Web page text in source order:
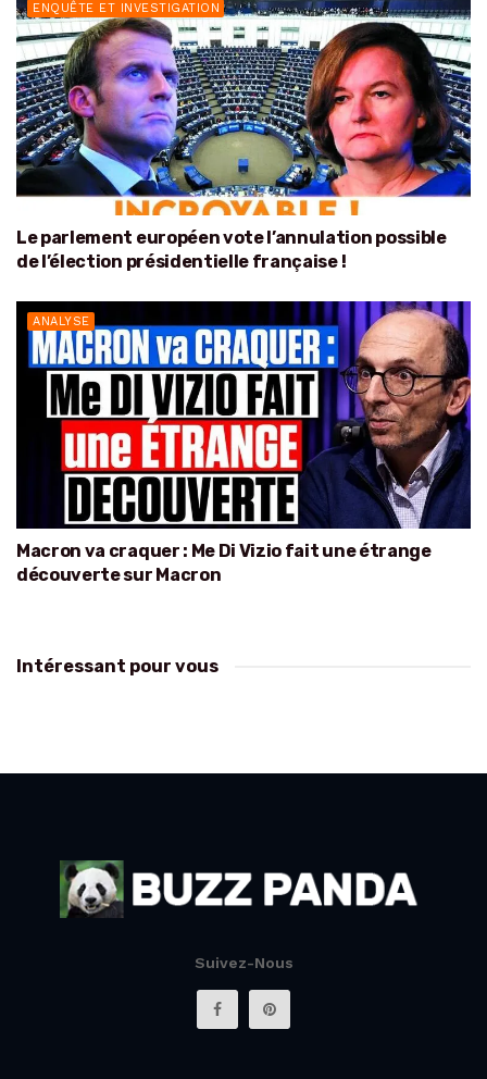
ENQUÊTE ET INVESTIGATION
Le parlement européen vote l’annulation possible
de l’élection présidentielle française !
ANALYSE
Macron va craquer : Me Di Vizio fait une étrange
découverte sur Macron
Intéressant pour vous
Suivez-Nous